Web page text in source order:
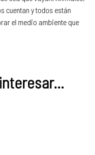
cuentan y todos están
el medio ambiente que